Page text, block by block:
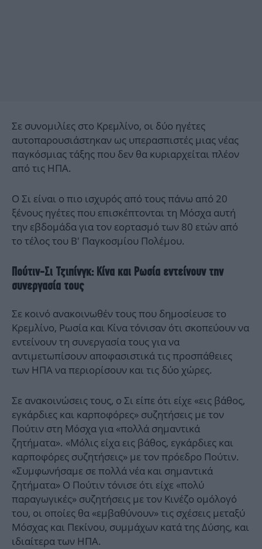
Σε συνομιλίες στο Κρεμλίνο, οι δύο ηγέτες
αυτοπαρουσιάστηκαν ως υπερασπιστές μιας νέας
παγκόσμιας τάξης που δεν θα κυριαρχείται πλέον
από τις ΗΠΑ.
Ο Σι είναι ο πιο ισχυρός από τους πάνω από 20
ξένους ηγέτες που επισκέπτονται τη Μόσχα αυτή
την εβδομάδα για τον εορτασμό των 80 ετών από
το τέλος του Β' Παγκοσμίου Πολέμου.
Πούτιν-Σι Τζιπίνγκ: Κίνα και Ρωσία εντείνουν την
συνεργασία τους
Σε κοινό ανακοινωθέν τους που δημοσίευσε το
Κρεμλίνο, Ρωσία και Κίνα τόνισαν ότι σκοπεύουν να
εντείνουν τη συνεργασία τους για να
αντιμετωπίσουν αποφασιστικά τις προσπάθειες
των ΗΠΑ να περιορίσουν και τις δύο χώρες.
Σε ανακοινώσεις τους, ο Σι είπε ότι είχε «εις βάθος,
εγκάρδιες και καρποφόρες» συζητήσεις με τον
Πούτιν στη Μόσχα για «πολλά σημαντικά
ζητήματα». «Μόλις είχα εις βάθος, εγκάρδιες και
καρποφόρες συζητήσεις» με τον πρόεδρο Πούτιν.
«Συμφωνήσαμε σε πολλά νέα και σημαντικά
ζητήματα» Ο Πούτιν τόνισε ότι είχε «πολύ
παραγωγικές» συζητήσεις με τον Κινέζο ομόλογό
του, οι οποίες θα «εμβαθύνουν» τις σχέσεις μεταξύ
Μόσχας και Πεκίνου, συμμάχων κατά της Δύσης, και
ιδιαίτερα των ΗΠΑ.